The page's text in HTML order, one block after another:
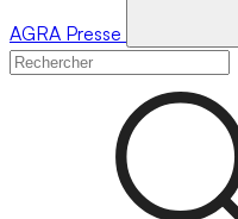
AGRA Presse